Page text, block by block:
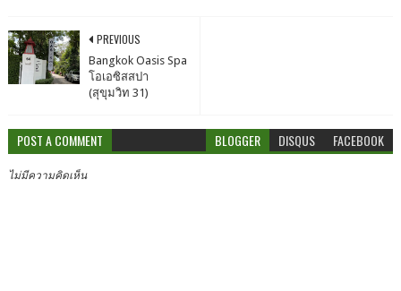
PREVIOUS
Bangkok Oasis Spa
โอเอซิสสปา
(สุขุมวิท 31)
POST A COMMENT BLOGGER DISQUS FACEBOOK
ไม่มีความคิดเห็น